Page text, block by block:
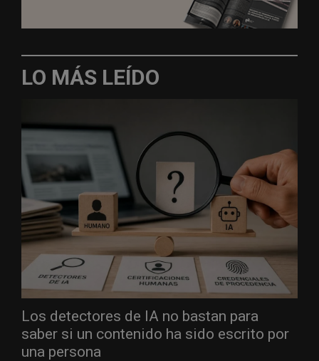
LO MÁS LEÍDO
Los detectores de IA no bastan para
saber si un contenido ha sido escrito por
una persona